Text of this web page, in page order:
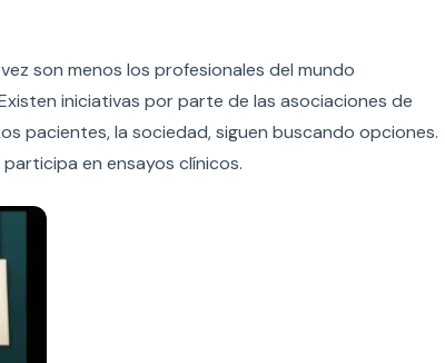
son menos los profesionales del mundo
iniciativas por parte de las asociaciones de
pacientes, la sociedad, siguen buscando opciones.
en ensayos clínicos.